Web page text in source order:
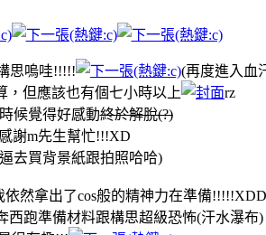
思嗚哇!!!!!
(再度進入血
，但應該也有個七小時以上
rz
候覺得好感動終於解脫(?)
感謝m先生幫忙!!!XD
去買背景紙跟拍照哈哈)
然拿出了cos般的精神力在準備!!!!!XDD
西跑準備材料跟構思超級恐怖(汗水瀑布)